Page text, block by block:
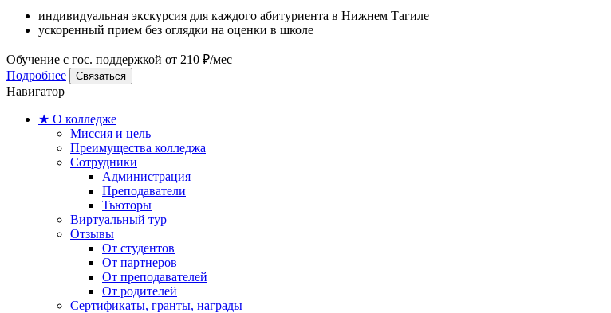
индивидуальная экскурсия для каждого абитуриента в Нижнем Тагиле
ускоренный прием без оглядки на оценки в школе
Обучение с гос. поддержкой от 210 ₽/мес
Подробнее
Связаться
Навигатор
★ О колледже
Миссия и цель
Преимущества колледжа
Сотрудники
Администрация
Преподаватели
Тьюторы
Виртуальный тур
Отзывы
От студентов
От партнеров
От преподавателей
От родителей
Сертификаты, гранты, награды